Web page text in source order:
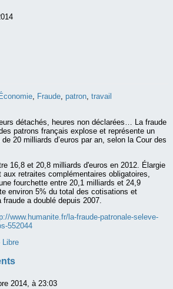
Économie, Fraude, patron, travail
détachés, heures non déclarées… La fraude
patrons français explose et représente un
20 milliards d’euros par an, selon la Cour des
16,8 et 20,8 milliards d'euros en 2012. Élargie
aux retraites complémentaires obligatoires,
fourchette entre 20,1 milliards et 24,9
environ 5% du total des cotisations et
a doublé depuis 2007.
www.humanite.fr/la-fraude-patronale-seleve-
552044
Libre
2014, à 23:03